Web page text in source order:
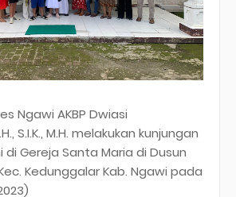
Ngawi AKBP Dwiasi
S.I.K., M.H. melakukan kunjungan
Gereja Santa Maria di Dusun
Kedunggalar Kab. Ngawi pada